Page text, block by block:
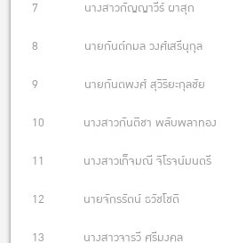
7 นางสาวกัญญาวีร์ ผาสุก
8 นายกันต์กมล วงศ์เสรีนุกุล
9 นายกันตพงศ์ สุวิริยะกุลชัย
10 นางสาวกันติชา พลับพลาทอง
11 นางสาวเก็จมณี จิโรจน์มนตรี
12 นายจักรรัตน์ ธวัชโชติ
13 นางสาวจารวี ศรีมงคล